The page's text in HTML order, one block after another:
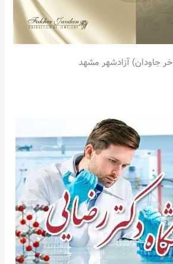
جاودان) آزادشهر مشهد